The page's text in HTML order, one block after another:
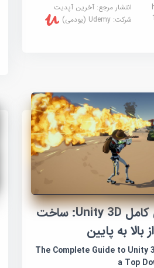
انتشار مرجع: آخرین آپدیت
شرکت: Udemy (یودمی)
راهنمای کامل Unity 3D: ساخت
بالا به پایین
The Complete Guide to Unity
a Top